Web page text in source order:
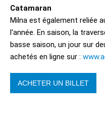
Catamaran
Milna est également reliée
l'année. En saison, la
basse saison, un jour sur
achetés en ligne sur :
ACHETER UN BILLET